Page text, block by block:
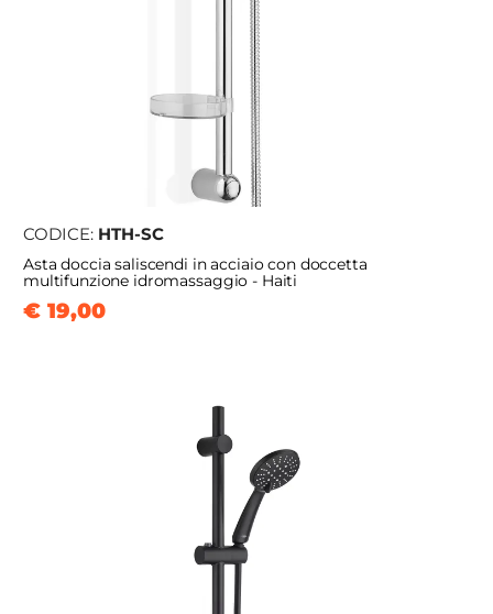
CODICE: HTH-SC
Asta doccia saliscendi in acciaio con doccetta
multifunzione idromassaggio - Haiti
€ 19,00